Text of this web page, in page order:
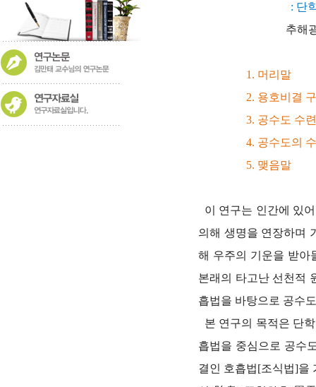
: 단
추해
1. 머리말
2. 용호비결
3. 공수도 수
4. 공수도의
5. 맺음말
이 연구는 인간에 있
의해 생명을 연장하며
해 우주의 기운을 받아
본래의 타고난 선천적
흡법을 바탕으로 공수
본 연구의 목적은 단
흡법을 중심으로 공수
결인 호흡법[조식법]을